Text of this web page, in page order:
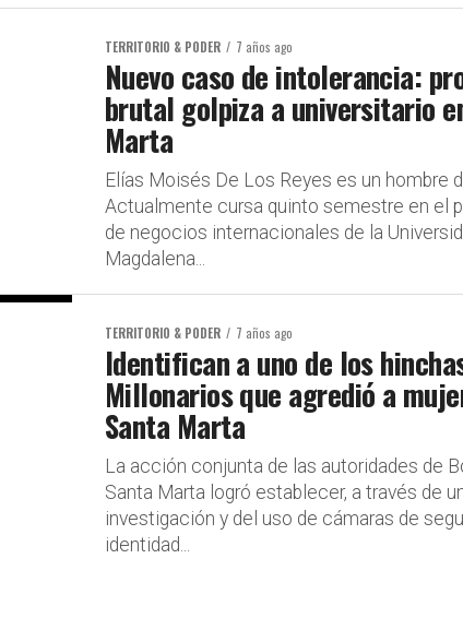
TERRITORIO & PODER 7 años ago
Nuevo caso de intolerancia:
brutal golpiza a universitario
Marta
Elías Moisés De Los Reyes es un hombre
Actualmente cursa quinto semestre en el
de negocios internacionales de la
Magdalena...
TERRITORIO & PODER 7 años ago
Identifican a uno de los
Millonarios que agredió a
Santa Marta
La acción conjunta de las autoridades de
Santa Marta logró establecer, a través de
investigación y del uso de cámaras de
identidad...